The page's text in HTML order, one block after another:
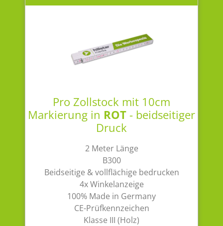
Pro Zollstock mit 10cm
Markierung in ROT- beidseitiger
Druck
2 Meter Länge
B300
Beidseitige & vollflächige bedrucken
4x Winkelanzeige
100% Made in Germany
CE-Prüfkennzeichen
Klasse III (Holz)